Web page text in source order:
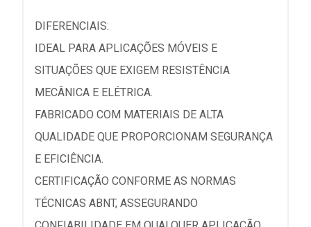
DIFERENCIAIS:
IDEAL PARA APLICAÇÕES MÓVEIS E
SITUAÇÕES QUE EXIGEM RESISTÊNCIA
MECÂNICA E ELÉTRICA.
FABRICADO COM MATERIAIS DE ALTA
QUALIDADE QUE PROPORCIONAM SEGURANÇA
E EFICIÊNCIA.
CERTIFICAÇÃO CONFORME AS NORMAS
TÉCNICAS ABNT, ASSEGURANDO